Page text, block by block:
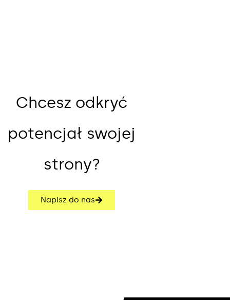
Chcesz odkryć
potencjał swojej
strony?
Napisz do nas